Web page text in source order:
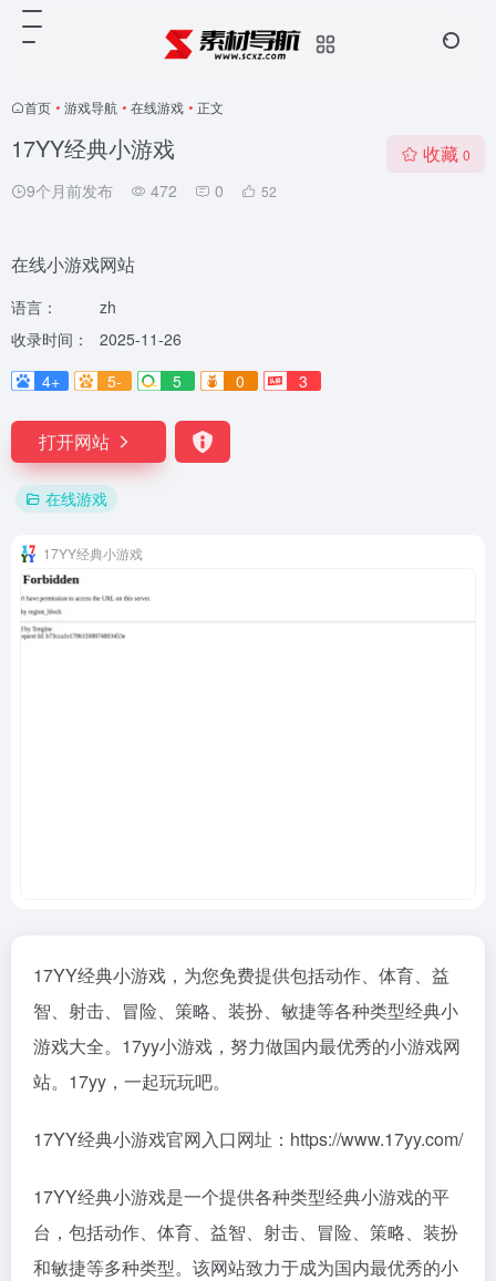
首页 • 游戏导航 • 在线游戏 • 正文
17YY经典小游戏
9个月前发布 472 0 52
收藏 0
在线小游戏网站
语言：
zh
收录时间：
2025-11-26
4+
5- 5 0 3
打开网站
在线游戏
17YY经典小游戏
17YY经典小游戏，为您免费提供包括动作、体育、益
智、射击、冒险、策略、装扮、敏捷等各种类型经典小
游戏大全。17yy小游戏，努力做国内最优秀的小游戏网
站。17yy，一起玩玩吧。
17YY经典小游戏官网入口网址：https://www.17yy.com/
17YY经典小游戏是一个提供各种类型经典小游戏的平
台，包括动作、体育、益智、射击、冒险、策略、装扮
和敏捷等多种类型。该网站致力于成为国内最优秀的小